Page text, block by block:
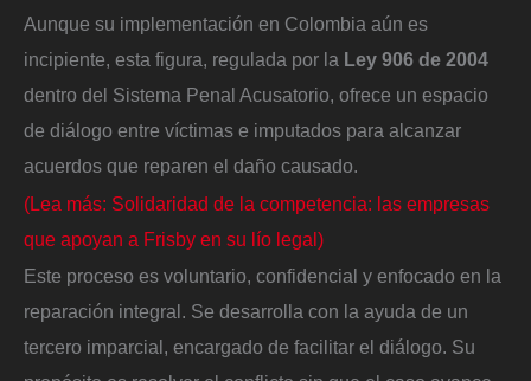
Aunque su implementación en Colombia aún es
incipiente, esta figura, regulada por la Ley 906 de 2004
dentro del Sistema Penal Acusatorio, ofrece un espacio
de diálogo entre víctimas e imputados para alcanzar
acuerdos que reparen el daño causado.
(Lea más: Solidaridad de la competencia: las empresas
que apoyan a Frisby en su lío legal)
Este proceso es voluntario, confidencial y enfocado en la
reparación integral. Se desarrolla con la ayuda de un
tercero imparcial, encargado de facilitar el diálogo. Su